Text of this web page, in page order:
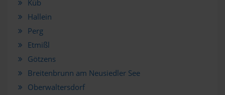
Küb
Hallein
Perg
Etmißl
Götzens
Breitenbrunn am Neusiedler See
Oberwaltersdorf